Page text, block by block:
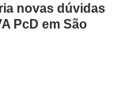
novas dúvidas
PcD em São